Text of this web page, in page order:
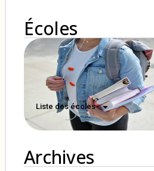
Écoles
Liste des écoles
Archives